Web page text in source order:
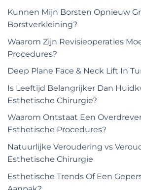
Kunnen Mijn Borsten Opnieuw
Borstverkleining?
Waarom Zijn Revisieoperaties
Procedures?
Deep Plane Face & Neck Lift In
Is Leeftijd Belangrijker Dan
Esthetische Chirurgie?
Waarom Ontstaat Een
Esthetische Procedures?
Natuurlijke Veroudering vs
Esthetische Chirurgie
Esthetische Trends Of Een